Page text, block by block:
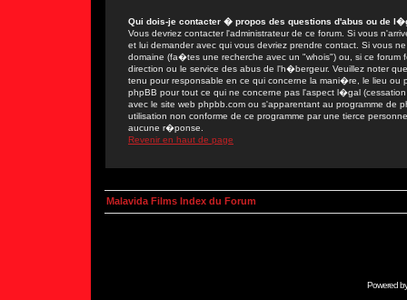
Qui dois-je contacter � propos des questions d'abus ou de
Vous devriez contacter l'administrateur de ce forum. Si vous
et lui demander avec qui vous devriez prendre contact. Si vous
domaine (fa�tes une recherche avec un "whois") ou, si ce
direction ou le service des abus de l'h�bergeur. Veuillez noter
tenu pour responsable en ce qui concerne la mani�re, le lieu
phpBB pour tout ce qui ne concerne pas l'aspect l�gal
avec le site web phpbb.com ou s'apparentant au programme de
utilisation non conforme de ce programme par une tierce
aucune r�ponse.
Revenir en haut de page
Malavida Films Index du Forum
Powered